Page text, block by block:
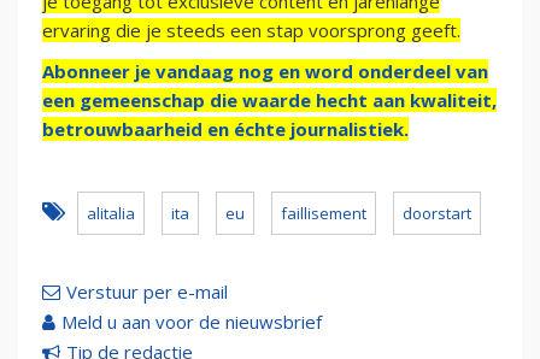
ervaring die je steeds een stap voorsprong geeft.
Abonneer je vandaag nog en word onderdeel van
een gemeenschap die waarde hecht aan kwaliteit,
betrouwbaarheid en échte journalistiek.
alitalia ita eu faillisement doorstart
Verstuur per e-mail
Meld u aan voor de nieuwsbrief
Tip de redactie